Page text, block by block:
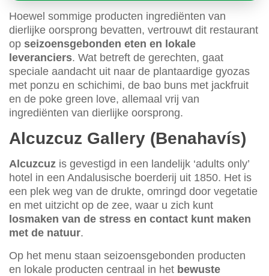
Hoewel sommige producten ingrediënten van
dierlijke oorsprong bevatten, vertrouwt dit restaurant
op seizoensgebonden eten en lokale
leveranciers. Wat betreft de gerechten, gaat
speciale aandacht uit naar de plantaardige gyozas
met ponzu en schichimi, de bao buns met jackfruit
en de poke green love, allemaal vrij van
ingrediënten van dierlijke oorsprong.
Alcuzcuz Gallery (Benahavís)
Alcuzcuz is gevestigd in een landelijk ‘adults only’
hotel in een Andalusische boerderij uit 1850. Het is
een plek weg van de drukte, omringd door vegetatie
en met uitzicht op de zee, waar u zich kunt
losmaken van de stress en contact kunt maken
met de natuur.
Op het menu staan seizoensgebonden producten
en lokale producten centraal in het bewuste